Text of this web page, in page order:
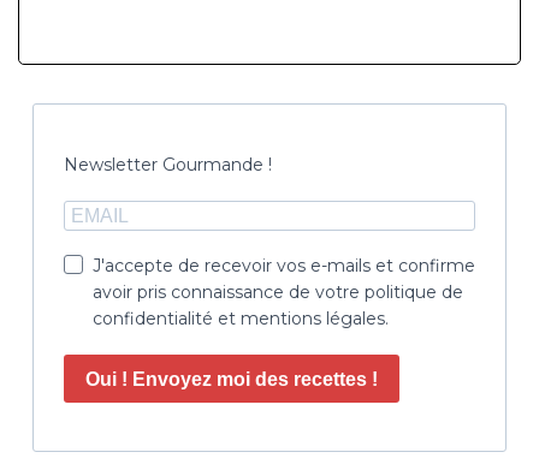
Newsletter Gourmande !
J'accepte de recevoir vos e-mails et confirme
avoir pris connaissance de votre politique de
confidentialité et mentions légales.
Oui ! Envoyez moi des recettes !